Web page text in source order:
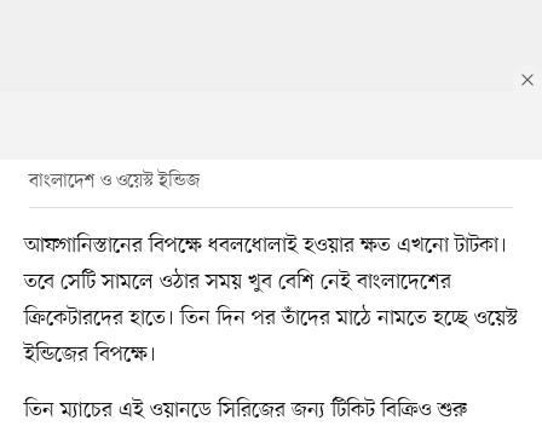
বাংলাদেশ ও ওয়েস্ট ইন্ডিজ
আফগানিস্তানের বিপক্ষে ধবলধোলাই হওয়ার ক্ষত এখনো টাটকা।
তবে সেটি সামলে ওঠার সময় খুব বেশি নেই বাংলাদেশের
ক্রিকেটারদের হাতে। তিন দিন পর তাঁদের মাঠে নামতে হচ্ছে ওয়েস্ট
ইন্ডিজের বিপক্ষে।
তিন ম্যাচের এই ওয়ানডে সিরিজের জন্য টিকিট বিক্রিও শুরু